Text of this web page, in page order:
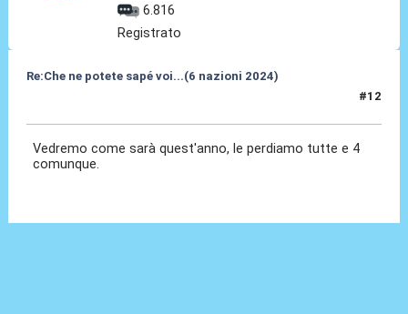
6.816
Registrato
Re:Che ne potete sapé voi...(6 nazioni 2024)
#12
Vedremo come sarà quest'anno, le perdiamo tutte e 4
comunque.